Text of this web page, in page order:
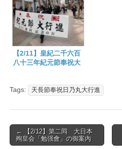
【2/11】皇紀二千六百
八十三年紀元節奉祝大
Tags: 天長節奉祝日乃丸大行進
Post
navigation
← 【2/12】第二囘 大日本
殉皇会「勉强會」の御案內